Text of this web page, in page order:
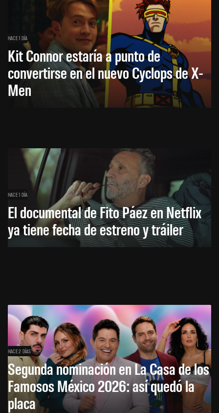
HACE 1 DÍA
Kit Connor estaría a punto de
convertirse en el nuevo Cyclops de X-
Men
HACE 1 DÍA
El documental de Fito Páez en Netflix
ya tiene fecha de estreno y tráiler
HACE 2 DÍAS
Segunda nominación en La Casa de los
Famosos México 2026: así quedó la
placa